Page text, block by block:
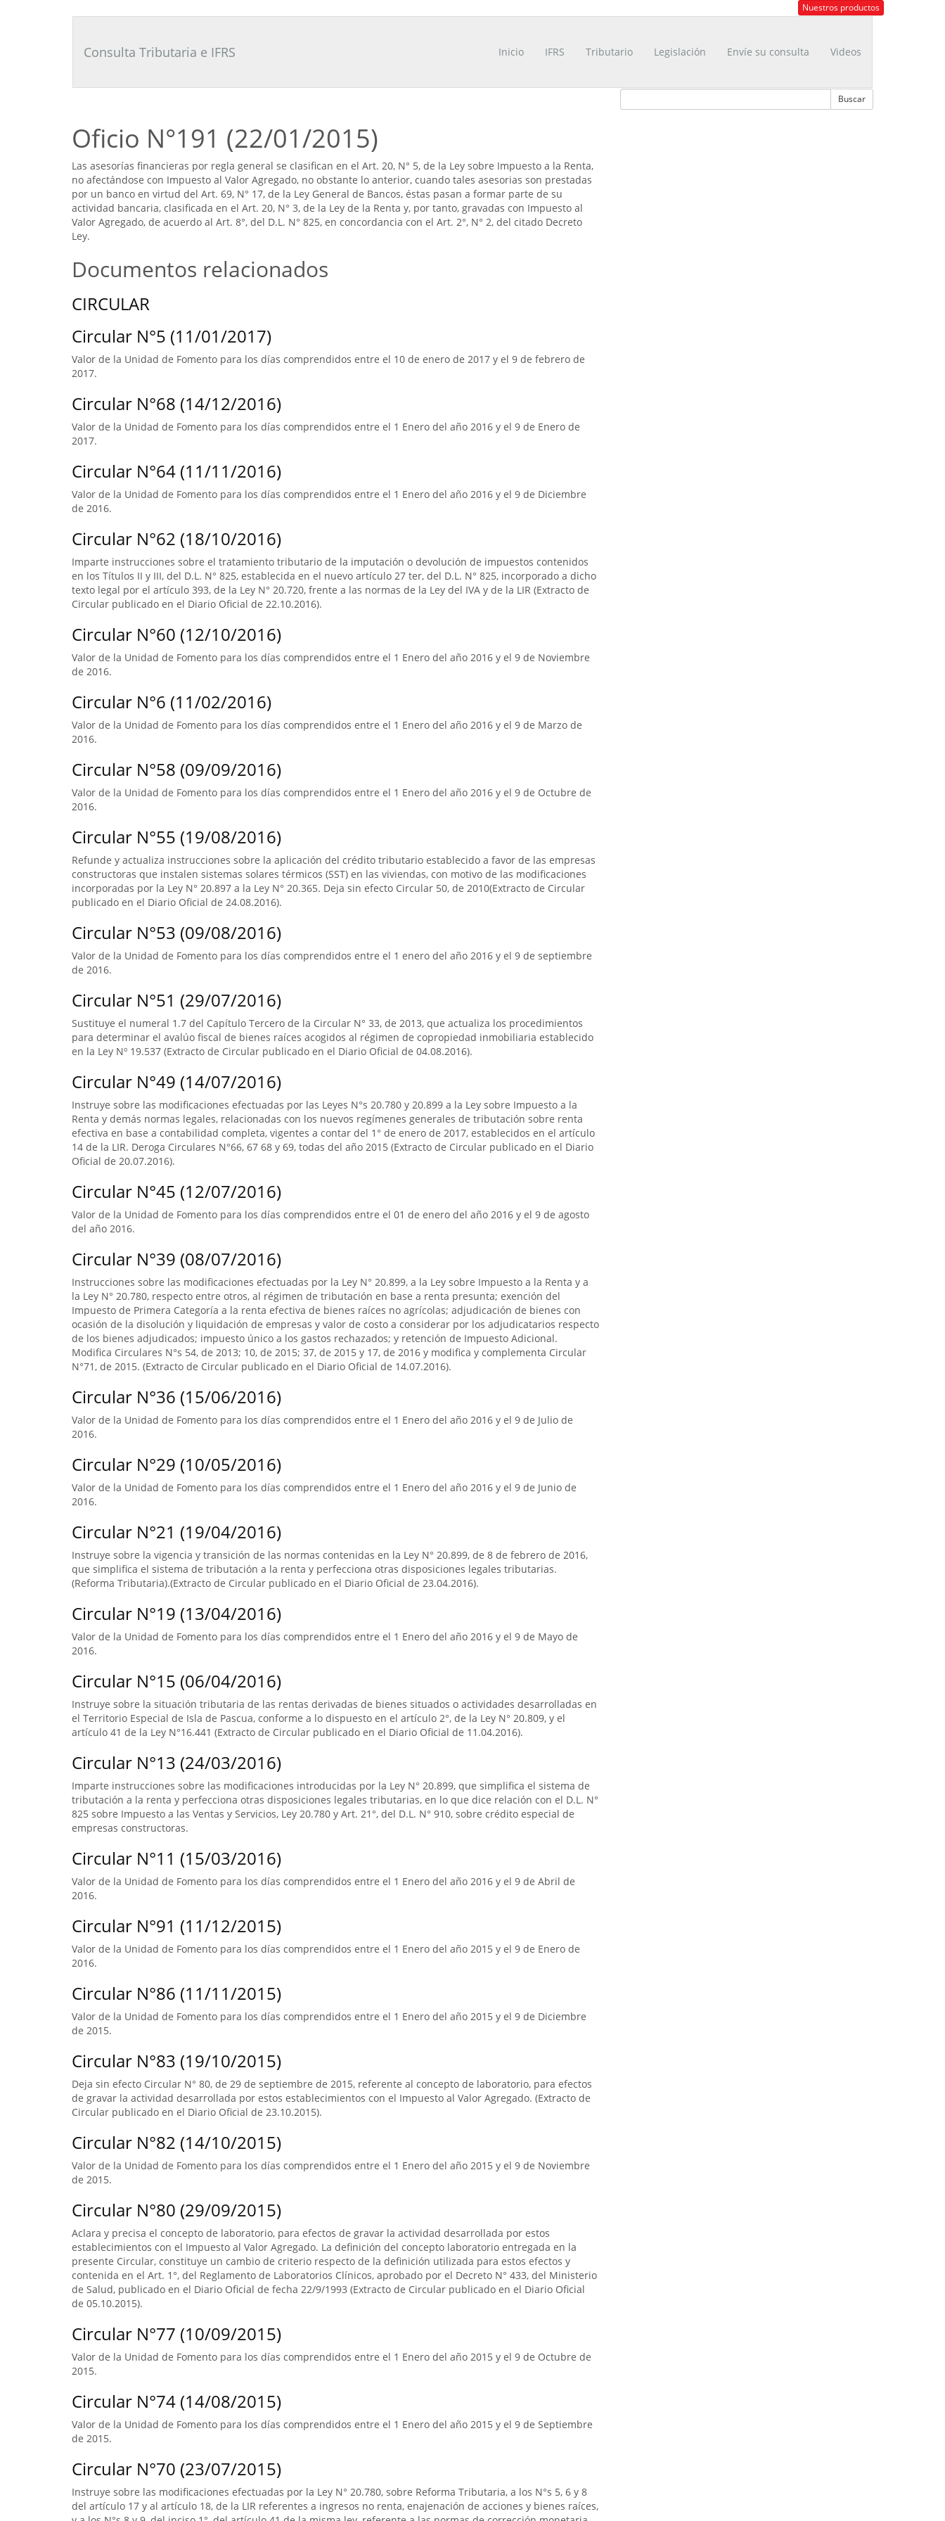
Tributario
Nuestros productos
Consulta Tributaria e IFRS Inicio IFRS Tributario Legislación Envíe su consulta Videos
Oficio N°191 (22/01/2015)
Las asesorías financieras por regla general se clasifican en el Art. 20, N° 5, de la Ley sobre Impuesto a la Renta,
no afectándose con Impuesto al Valor Agregado, no obstante lo anterior, cuando tales asesorias son prestadas
por un banco en virtud del Art. 69, N° 17, de la Ley General de Bancos, éstas pasan a formar parte de su
actividad bancaria, clasificada en el Art. 20, N° 3, de la Ley de la Renta y, por tanto, gravadas con Impuesto al
Valor Agregado, de acuerdo al Art. 8°, del D.L. N° 825, en concordancia con el Art. 2°, N° 2, del citado Decreto
Ley.
Documentos relacionados
CIRCULAR
Circular N°5 (11/01/2017)
Valor de la Unidad de Fomento para los días comprendidos entre el 10 de enero de 2017 y el 9 de febrero de
2017.
Circular N°68 (14/12/2016)
Valor de la Unidad de Fomento para los días comprendidos entre el 1 Enero del año 2016 y el 9 de Enero de
2017.
Circular N°64 (11/11/2016)
Valor de la Unidad de Fomento para los días comprendidos entre el 1 Enero del año 2016 y el 9 de Diciembre
de 2016.
Circular N°62 (18/10/2016)
Imparte instrucciones sobre el tratamiento tributario de la imputación o devolución de impuestos contenidos
en los Títulos II y III, del D.L. N° 825, establecida en el nuevo artículo 27 ter, del D.L. N° 825, incorporado a dicho
texto legal por el artículo 393, de la Ley N° 20.720, frente a las normas de la Ley del IVA y de la LIR (Extracto de
Circular publicado en el Diario Oficial de 22.10.2016).
Circular N°60 (12/10/2016)
Valor de la Unidad de Fomento para los días comprendidos entre el 1 Enero del año 2016 y el 9 de Noviembre
de 2016.
Circular N°6 (11/02/2016)
Valor de la Unidad de Fomento para los días comprendidos entre el 1 Enero del año 2016 y el 9 de Marzo de
2016.
Circular N°58 (09/09/2016)
Valor de la Unidad de Fomento para los días comprendidos entre el 1 Enero del año 2016 y el 9 de Octubre de
2016.
Circular N°55 (19/08/2016)
Refunde y actualiza instrucciones sobre la aplicación del crédito tributario establecido a favor de las empresas
constructoras que instalen sistemas solares térmicos (SST) en las viviendas, con motivo de las modificaciones
incorporadas por la Ley N° 20.897 a la Ley N° 20.365. Deja sin efecto Circular 50, de 2010(Extracto de Circular
publicado en el Diario Oficial de 24.08.2016).
Circular N°53 (09/08/2016)
Valor de la Unidad de Fomento para los días comprendidos entre el 1 enero del año 2016 y el 9 de septiembre
de 2016.
Circular N°51 (29/07/2016)
Sustituye el numeral 1.7 del Capítulo Tercero de la Circular N° 33, de 2013, que actualiza los procedimientos
para determinar el avalúo fiscal de bienes raíces acogidos al régimen de copropiedad inmobiliaria establecido
en la Ley Nº 19.537 (Extracto de Circular publicado en el Diario Oficial de 04.08.2016).
Circular N°49 (14/07/2016)
Instruye sobre las modificaciones efectuadas por las Leyes N°s 20.780 y 20.899 a la Ley sobre Impuesto a la
Renta y demás normas legales, relacionadas con los nuevos regímenes generales de tributación sobre renta
efectiva en base a contabilidad completa, vigentes a contar del 1° de enero de 2017, establecidos en el artículo
14 de la LIR. Deroga Circulares N°66, 67 68 y 69, todas del año 2015 (Extracto de Circular publicado en el Diario
Oficial de 20.07.2016).
Circular N°45 (12/07/2016)
Valor de la Unidad de Fomento para los días comprendidos entre el 01 de enero del año 2016 y el 9 de agosto
del año 2016.
Circular N°39 (08/07/2016)
Instrucciones sobre las modificaciones efectuadas por la Ley N° 20.899, a la Ley sobre Impuesto a la Renta y a
la Ley N° 20.780, respecto entre otros, al régimen de tributación en base a renta presunta; exención del
Impuesto de Primera Categoría a la renta efectiva de bienes raíces no agrícolas; adjudicación de bienes con
ocasión de la disolución y liquidación de empresas y valor de costo a considerar por los adjudicatarios respecto
de los bienes adjudicados; impuesto único a los gastos rechazados; y retención de Impuesto Adicional.
Modifica Circulares N°s 54, de 2013; 10, de 2015; 37, de 2015 y 17, de 2016 y modifica y complementa Circular
N°71, de 2015. (Extracto de Circular publicado en el Diario Oficial de 14.07.2016).
Circular N°36 (15/06/2016)
Valor de la Unidad de Fomento para los días comprendidos entre el 1 Enero del año 2016 y el 9 de Julio de
2016.
Circular N°29 (10/05/2016)
Valor de la Unidad de Fomento para los días comprendidos entre el 1 Enero del año 2016 y el 9 de Junio de
2016.
Circular N°21 (19/04/2016)
Instruye sobre la vigencia y transición de las normas contenidas en la Ley N° 20.899, de 8 de febrero de 2016,
que simplifica el sistema de tributación a la renta y perfecciona otras disposiciones legales tributarias.
(Reforma Tributaria).(Extracto de Circular publicado en el Diario Oficial de 23.04.2016).
Circular N°19 (13/04/2016)
Valor de la Unidad de Fomento para los días comprendidos entre el 1 Enero del año 2016 y el 9 de Mayo de
2016.
Circular N°15 (06/04/2016)
Instruye sobre la situación tributaria de las rentas derivadas de bienes situados o actividades desarrolladas en
el Territorio Especial de Isla de Pascua, conforme a lo dispuesto en el artículo 2°, de la Ley N° 20.809, y el
artículo 41 de la Ley N°16.441 (Extracto de Circular publicado en el Diario Oficial de 11.04.2016).
Circular N°13 (24/03/2016)
Imparte instrucciones sobre las modificaciones introducidas por la Ley N° 20.899, que simplifica el sistema de
tributación a la renta y perfecciona otras disposiciones legales tributarias, en lo que dice relación con el D.L. N°
825 sobre Impuesto a las Ventas y Servicios, Ley 20.780 y Art. 21°, del D.L. N° 910, sobre crédito especial de
empresas constructoras.
Circular N°11 (15/03/2016)
Valor de la Unidad de Fomento para los días comprendidos entre el 1 Enero del año 2016 y el 9 de Abril de
2016.
Circular N°91 (11/12/2015)
Valor de la Unidad de Fomento para los días comprendidos entre el 1 Enero del año 2015 y el 9 de Enero de
2016.
Circular N°86 (11/11/2015)
Valor de la Unidad de Fomento para los días comprendidos entre el 1 Enero del año 2015 y el 9 de Diciembre
de 2015.
Circular N°83 (19/10/2015)
Deja sin efecto Circular N° 80, de 29 de septiembre de 2015, referente al concepto de laboratorio, para efectos
de gravar la actividad desarrollada por estos establecimientos con el Impuesto al Valor Agregado. (Extracto de
Circular publicado en el Diario Oficial de 23.10.2015).
Circular N°82 (14/10/2015)
Valor de la Unidad de Fomento para los días comprendidos entre el 1 Enero del año 2015 y el 9 de Noviembre
de 2015.
Circular N°80 (29/09/2015)
Aclara y precisa el concepto de laboratorio, para efectos de gravar la actividad desarrollada por estos
establecimientos con el Impuesto al Valor Agregado. La definición del concepto laboratorio entregada en la
presente Circular, constituye un cambio de criterio respecto de la definición utilizada para estos efectos y
contenida en el Art. 1°, del Reglamento de Laboratorios Clínicos, aprobado por el Decreto N° 433, del Ministerio
de Salud, publicado en el Diario Oficial de fecha 22/9/1993 (Extracto de Circular publicado en el Diario Oficial
de 05.10.2015).
Circular N°77 (10/09/2015)
Valor de la Unidad de Fomento para los días comprendidos entre el 1 Enero del año 2015 y el 9 de Octubre de
2015.
Circular N°74 (14/08/2015)
Valor de la Unidad de Fomento para los días comprendidos entre el 1 Enero del año 2015 y el 9 de Septiembre
de 2015.
Circular N°70 (23/07/2015)
Instruye sobre las modificaciones efectuadas por la Ley N° 20.780, sobre Reforma Tributaria, a los N°s 5, 6 y 8
del artículo 17 y al artículo 18, de la LIR referentes a ingresos no renta, enajenación de acciones y bienes raíces,